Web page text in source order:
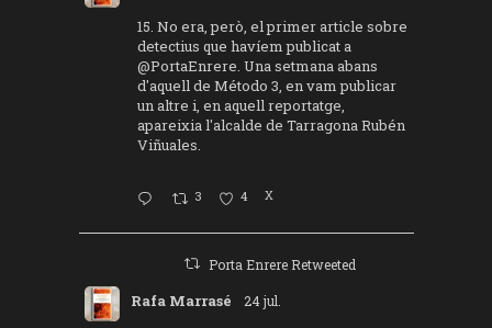
15. No era, però, el primer article sobre
detectius que havíem publicat a
@PortaEnrere. Una setmana abans
d'aquell de Método 3, en vam publicar
un altre i, en aquell reportatge,
apareixia l'alcalde de Tarragona Rubén
Viñuales.
3 4 X
Porta Enrere Retweeted
Rafa Marrasé 24 jul.